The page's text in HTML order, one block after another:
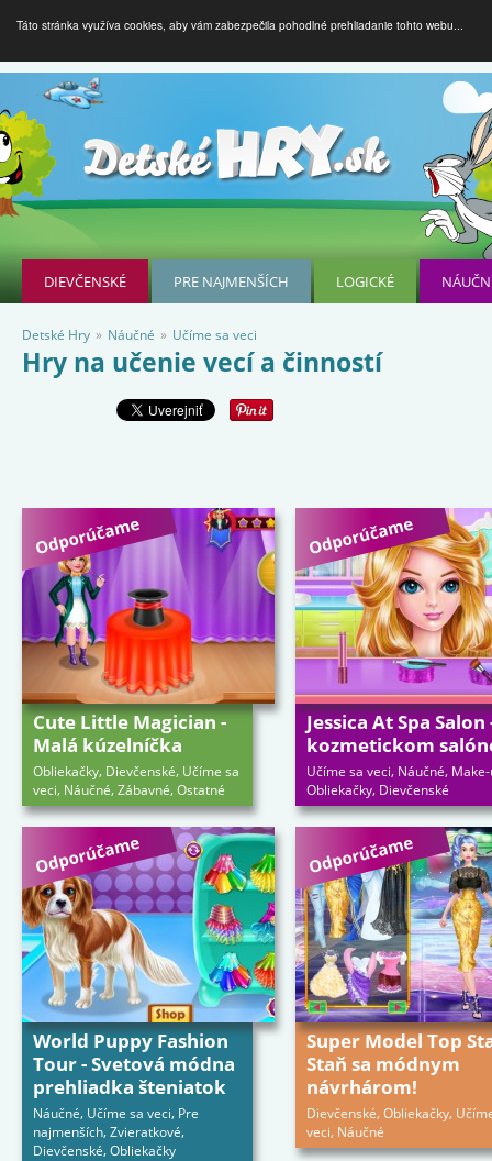
Táto stránka využíva cookies, aby vám zabezpečila pohodlné prehliadanie tohto webu...
DIEVČENSKÉ PRE NAJMENŠÍCH LOGICKÉ
Detské Hry » Náučné » Učíme sa veci
Hry na učenie vecí a činností
Cute Little Magician -
Malá kúzelníčka
Obliekačky, Dievčenské, Učíme sa
veci, Náučné,Zábavné,Ostatné
Jessica At Spa Salon
kozmetickom
Učíme sa veci, Náučné,
Obliekačky, Dievčenské
World Puppy Fashion
Tour - Svetová módna
prehliadka šteniatok
Náučné, Učíme sa veci, Pre
najmenších,Zvieratkové,
Dievčenské,Obliekačky
Super Model Top
Staň sa módnym
návrhárom!
Dievčenské,Obliekačky,
veci, Náučné